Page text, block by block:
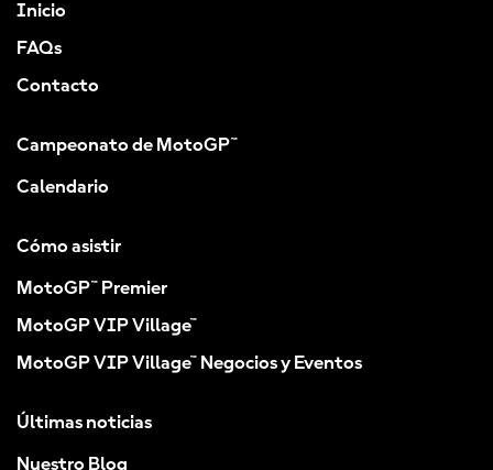
Inicio
FAQs
Contacto
Campeonato de MotoGP™
Calendario
Cómo asistir
MotoGP™ Premier
MotoGP VIP Village™
MotoGP VIP Village™ Negocios y Eventos
Últimas noticias
Nuestro Blog